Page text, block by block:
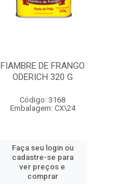
FIAMBRE DE FRANGO
ODERICH 320 G
Código: 3168
Embalagem: CX\24
Faça seu login ou
cadastre-se para
ver preços e
comprar